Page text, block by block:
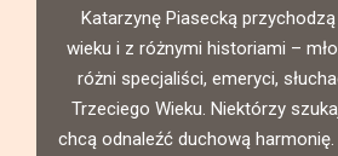
Katarzynę Piasecką
wieku i z różnymi historiami –
różni specjaliści, emeryci,
Trzeciego Wieku. Niektórzy
chcą odnaleźć duchową